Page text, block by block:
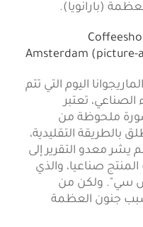
(بارانويا).
اليوم التي تتم
تعتبر
ملحوظة من
بالطريقة التقليدية،
يشر معدو التقرير إلى
صناعيا، والذي
سي". ولكن من
جنون العظمة